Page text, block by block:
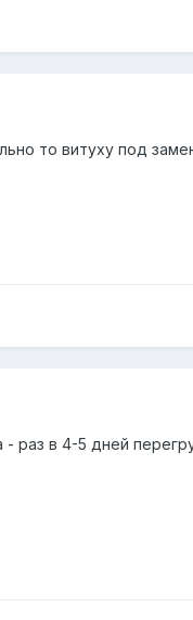
то витуху под
раз в 4-5 дней